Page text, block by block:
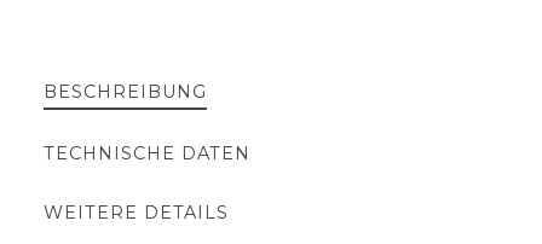
BESCHREIBUNG
TECHNISCHE DATEN
WEITERE DETAILS